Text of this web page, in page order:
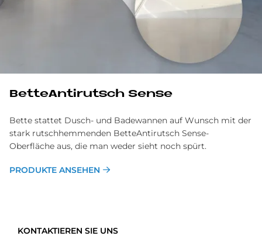
Bet­te­An­ti­rutsch Sen­se
Bette stattet Dusch- und Badewannen auf Wunsch mit der
stark rutschhemmenden BetteAntirutsch Sense-
Oberfläche aus, die man weder sieht noch spürt.
PRODUKTE ANSEHEN
KONTAKTIEREN SIE UNS